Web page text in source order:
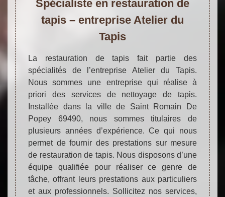
Spécialiste en restauration de
tapis – entreprise Atelier du
Tapis
La restauration de tapis fait partie des
spécialités de l’entreprise Atelier du Tapis.
Nous sommes une entreprise qui réalise à
priori des services de nettoyage de tapis.
Installée dans la ville de Saint Romain De
Popey 69490, nous sommes titulaires de
plusieurs années d’expérience. Ce qui nous
permet de fournir des prestations sur mesure
de restauration de tapis. Nous disposons d’une
équipe qualifiée pour réaliser ce genre de
tâche, offrant leurs prestations aux particuliers
et aux professionnels. Sollicitez nos services,